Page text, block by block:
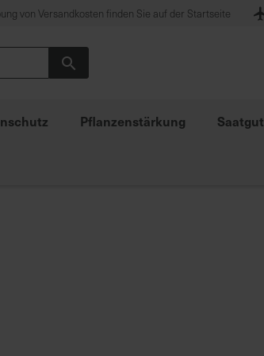
von Versandkosten finden Sie auf der Startseite
Pflanzenstärkung Saatgut